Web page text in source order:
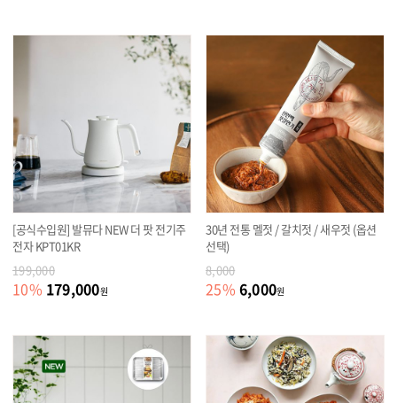
[공식수입원] 발뮤다 NEW 더 팟 전기주
전자 KPT01KR
199,000
10% 179,000원
30년 전통 멜젓 / 갈치젓 / 새우젓 (옵션
선택)
8,000
25% 6,000원